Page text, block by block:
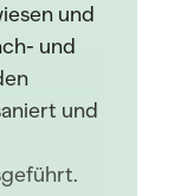
und
und
und